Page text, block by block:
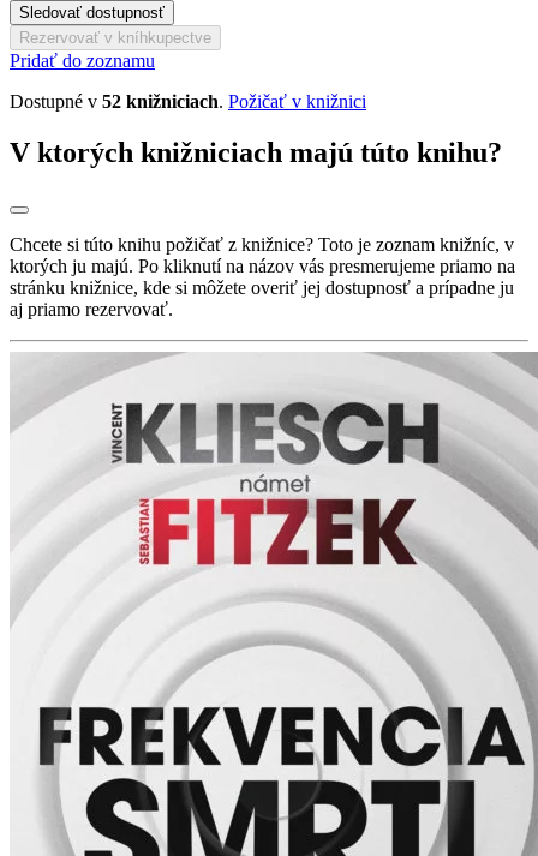
Sledovať dostupnosť
Rezervovať v kníhkupectve
Pridať do zoznamu
Dostupné v 52 knižniciach. Požičať v knižnici
V ktorých knižniciach majú túto knihu?
Chcete si túto knihu požičať z knižnice? Toto je zoznam knižníc, v
ktorých ju majú. Po kliknutí na názov vás presmerujeme priamo na
stránku knižnice, kde si môžete overiť jej dostupnosť a prípadne ju
aj priamo rezervovať.